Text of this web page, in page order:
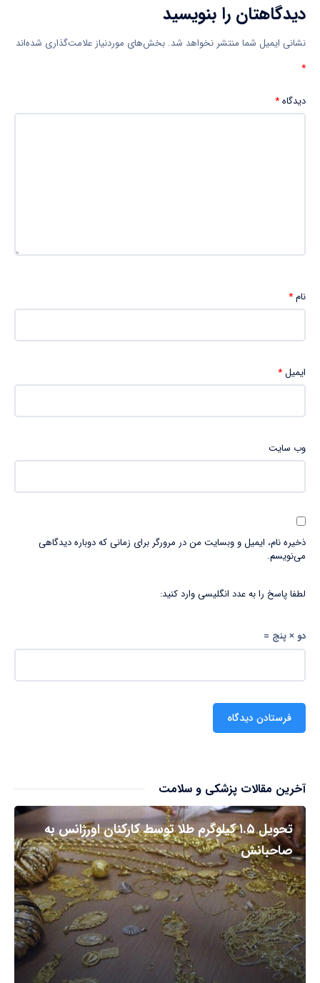
دیدگاهتان را بنویسید
نشانی ایمیل شما منتشر نخواهد شد. بخش‌های موردنیاز علامت‌گذاری شده‌اند
*
دیدگاه*
نام*
ایمیل*
وب‌ سایت
ذخیره نام، ایمیل و وبسایت من در مرورگر برای زمانی که دوباره دیدگاهی
می‌نویسم.
لطفا پاسخ را به عدد انگلیسی وارد کنید:
دو × پنج =
آخرین مقالات پزشکی و سلامت
تحویل ۱.۵ کیلوگرم طلا توسط کارکنان اورژانس به
صاحبانش